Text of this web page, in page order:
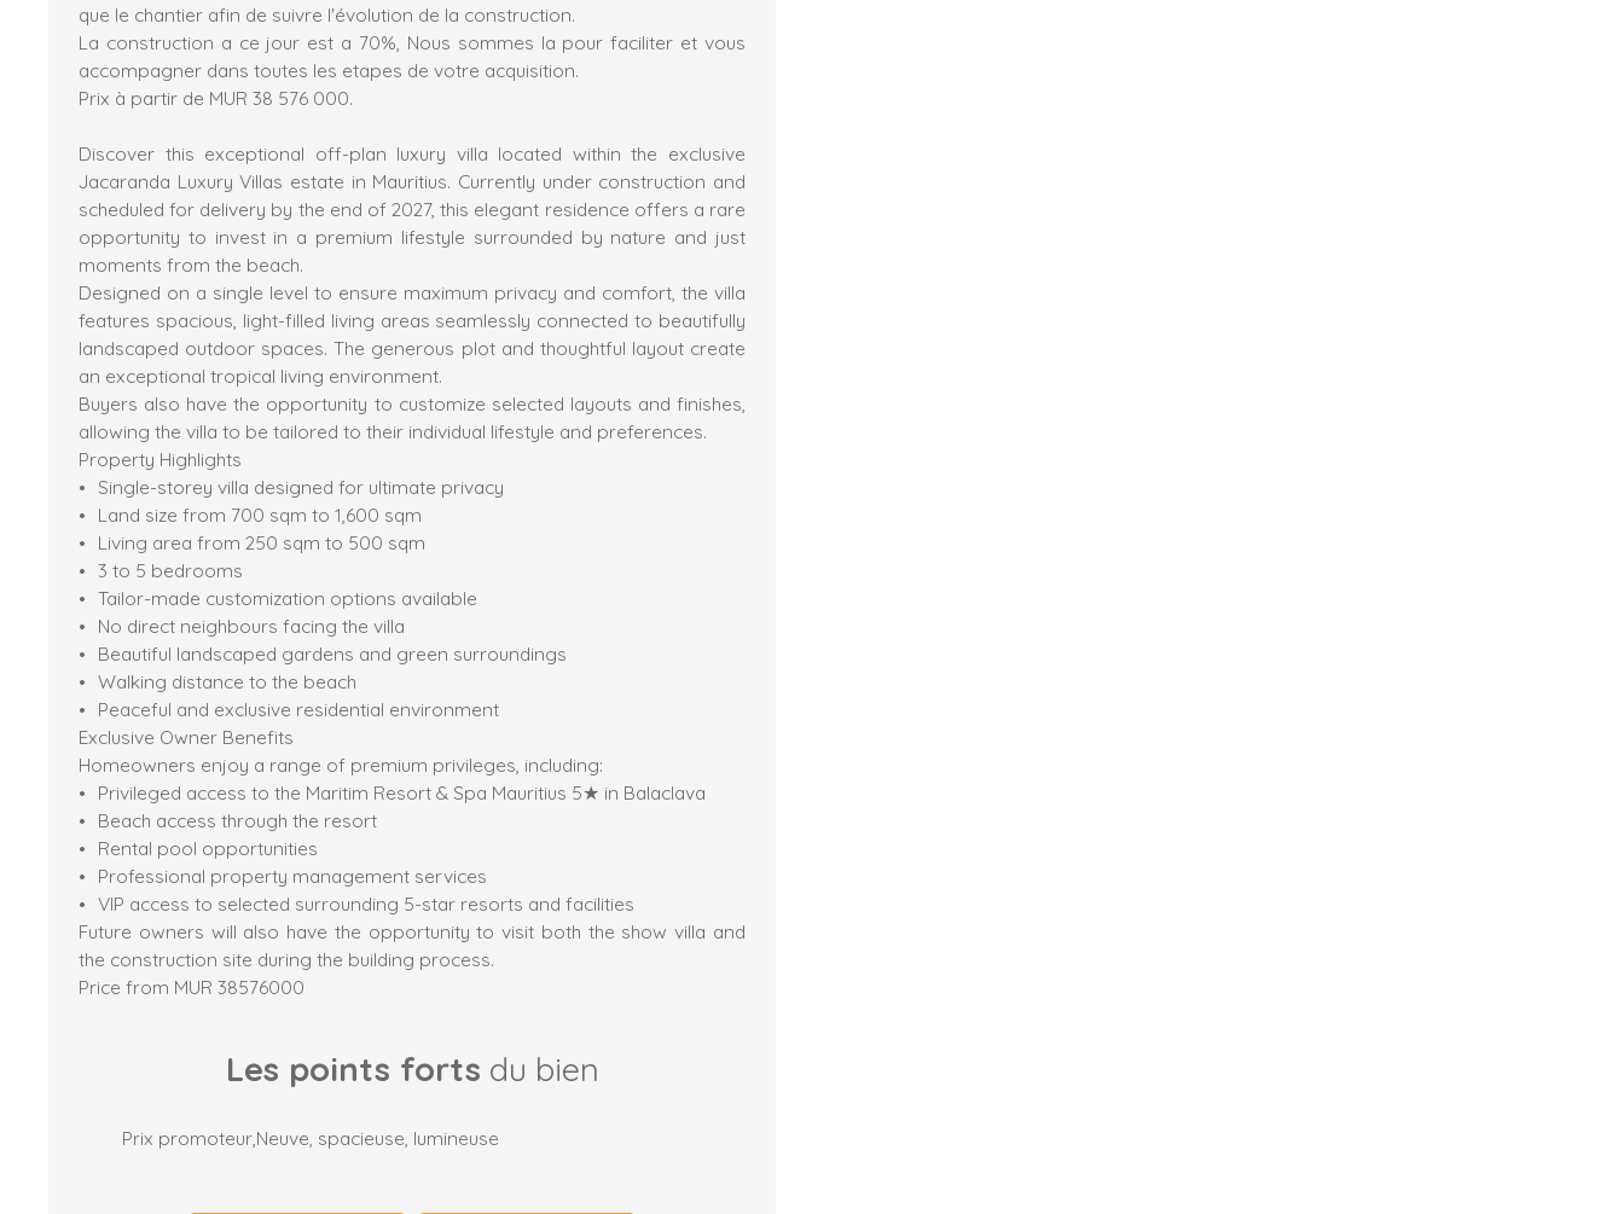
que le chantier afin de suivre l'évolution de la construction.
La construction a ce jour est a 70%, Nous sommes la pour faciliter et vous
accompagner dans toutes les etapes de votre acquisition.
Prix à partir de MUR 38 576 000.
Discover this exceptional off-plan luxury villa located within the exclusive
Jacaranda Luxury Villas estate in Mauritius. Currently under construction and
scheduled for delivery by the end of 2027, this elegant residence offers a rare
opportunity to invest in a premium lifestyle surrounded by nature and just
moments from the beach.
Designed on a single level to ensure maximum privacy and comfort, the villa
features spacious, light-filled living areas seamlessly connected to beautifully
landscaped outdoor spaces. The generous plot and thoughtful layout create
an exceptional tropical living environment.
Buyers also have the opportunity to customize selected layouts and finishes,
allowing the villa to be tailored to their individual lifestyle and preferences.
Property Highlights
Single-storey villa designed for ultimate privacy
Land size from 700 sqm to 1,600 sqm
Living area from 250 sqm to 500 sqm
3 to 5 bedrooms
Tailor-made customization options available
No direct neighbours facing the villa
Beautiful landscaped gardens and green surroundings
Walking distance to the beach
Peaceful and exclusive residential environment
Exclusive Owner Benefits
Homeowners enjoy a range of premium privileges, including:
Privileged access to the Maritim Resort & Spa Mauritius 5★ in Balaclava
Beach access through the resort
Rental pool opportunities
Professional property management services
VIP access to selected surrounding 5-star resorts and facilities
Future owners will also have the opportunity to visit both the show villa and
the construction site during the building process.
Price from MUR 38576000
Les points forts du bien
Prix promoteur,Neuve, spacieuse, lumineuse